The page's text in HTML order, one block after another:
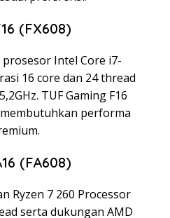
(FX608)
Intel Core i7-
16 core dan 24 thread
TUF Gaming F16
performa
(FA608)
Ryzen 7 260 Processor
serta dukungan AMD